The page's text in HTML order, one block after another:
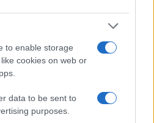
to enable storage
cookies on web or
data to be sent to
purposes.
mummie confezionate con
a circa un migliaio di
presentato simili scoperte,
pubblicato su una
dei pari, le sue teorie